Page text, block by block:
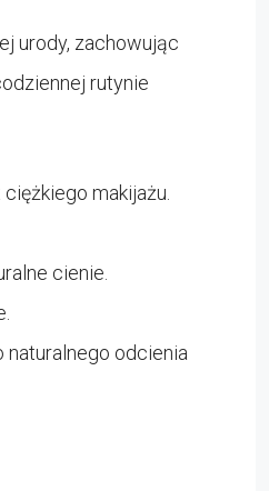
urody, zachowując
rutynie
makijażu.
cienie.
naturalnego odcienia